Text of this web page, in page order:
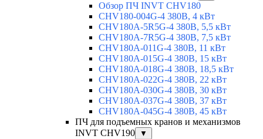
Обзор ПЧ INVT CHV180
CHV180-004G-4 380В, 4 кВт
CHV180A-5R5G-4 380В, 5,5 кВт
CHV180A-7R5G-4 380В, 7,5 кВт
CHV180A-011G-4 380В, 11 кВт
CHV180A-015G-4 380В, 15 кВт
CHV180A-018G-4 380В, 18,5 кВт
CHV180A-022G-4 380В, 22 кВт
CHV180A-030G-4 380В, 30 кВт
CHV180A-037G-4 380В, 37 кВт
CHV180A-045G-4 380В, 45 кВт
ПЧ для подъемных кранов и механизмов
INVT CHV190
▼